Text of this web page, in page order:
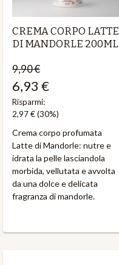
CREMA CORPO LATTE
DI MANDORLE 200ML
9,90 €
6,93 €
Risparmi:
2,97 €(30%)
Crema corpo profumata
Latte di Mandorle: nutre e
idrata la pelle lasciandola
morbida, vellutata e avvolta
da una dolce e delicata
fragranza di mandorle.